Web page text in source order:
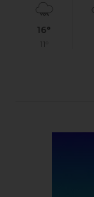
16°
11°